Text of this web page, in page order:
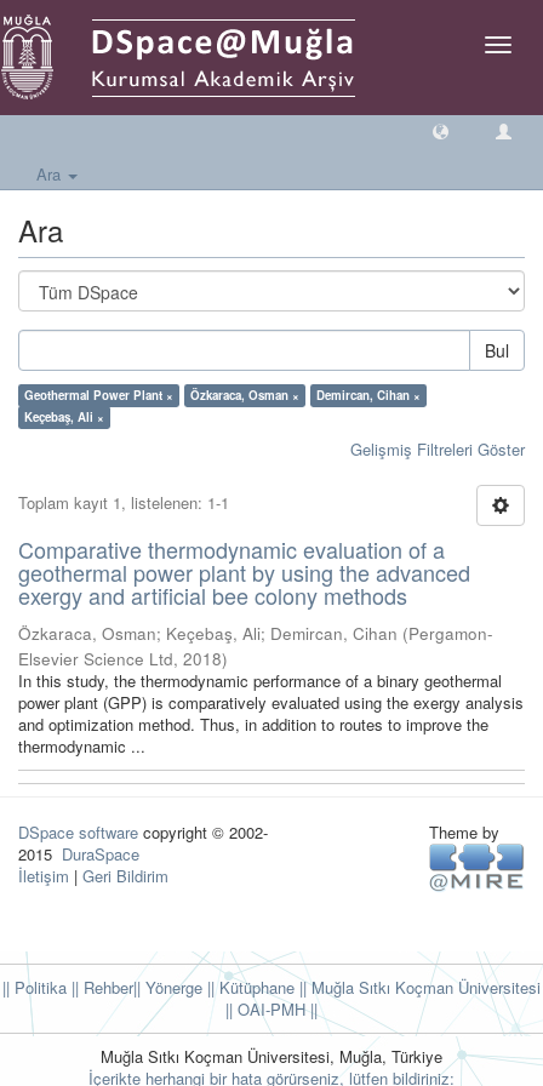
Geçiş
Ara
Ara
Bul
Geothermal Power Plant × Özkaraca, Osman ×
Demircan, Cihan ×
Keçebaş, Ali ×
Gelişmiş Filtreleri Göster
Toplam kayıt 1, listelenen: 1-1
Comparative thermodynamic evaluation of a
geothermal power plant by using the advanced
exergy and artificial bee colony methods
Özkaraca, Osman; Keçebaş, Ali; Demircan, Cihan (Pergamon-
Elsevier Science Ltd, 2018)
In this study, the thermodynamic performance of a binary geothermal
power plant (GPP) is comparatively evaluated using the exergy analysis
and optimization method. Thus, in addition to routes to improve the
thermodynamic ...
DSpace software copyright © 2002-
2015 DuraSpace
İletişim | Geri Bildirim
Theme by
|| Politika || Rehber|| Yönerge || Kütüphane || Muğla Sıtkı Koçman Üniversitesi
|| OAI-PMH ||
Muğla Sıtkı Koçman Üniversitesi, Muğla, Türkiye
İçerikte herhangi bir hata görürseniz, lütfen bildiriniz: